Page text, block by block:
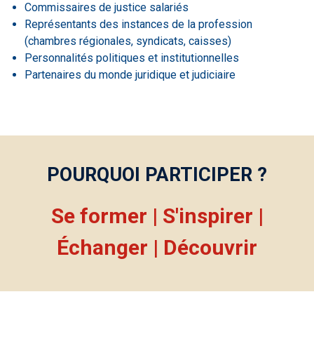
Commissaires de justice salariés
Représentants des instances de la profession
(chambres régionales, syndicats, caisses)
Personnalités politiques et institutionnelles
Partenaires du monde juridique et judiciaire
POURQUOI PARTICIPER ?
Se former | S'inspirer |
Échanger | Découvrir